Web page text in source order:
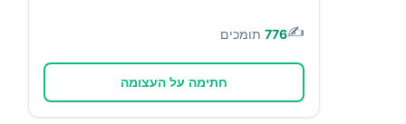
✍️
776 תומכים
חתימה על העצומה